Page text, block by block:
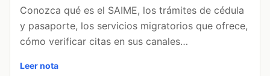
Conozca qué es el SAIME, los trámites de cédula
y pasaporte, los servicios migratorios que ofrece,
cómo verificar citas en sus canales…
Leer nota